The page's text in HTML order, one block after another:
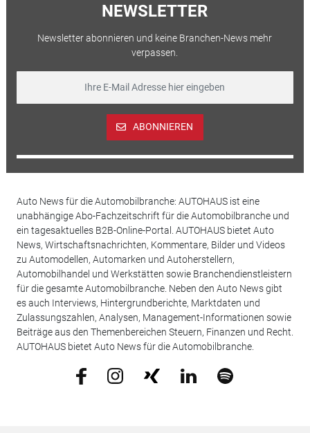
NEWSLETTER
Newsletter abonnieren und keine Branchen-News mehr
verpassen.
ABONNIEREN
Auto News für die Automobilbranche: AUTOHAUS ist eine
unabhängige Abo-Fachzeitschrift für die Automobilbranche und
ein tagesaktuelles B2B-Online-Portal. AUTOHAUS bietet Auto
News, Wirtschaftsnachrichten, Kommentare, Bilder und Videos
zu Automodellen, Automarken und Autoherstellern,
Automobilhandel und Werkstätten sowie Branchendienstleistern
für die gesamte Automobilbranche. Neben den Auto News gibt
es auch Interviews, Hintergrundberichte, Marktdaten und
Zulassungszahlen, Analysen, Management-Informationen sowie
Beiträge aus den Themenbereichen Steuern, Finanzen und Recht.
AUTOHAUS bietet Auto News für die Automobilbranche.